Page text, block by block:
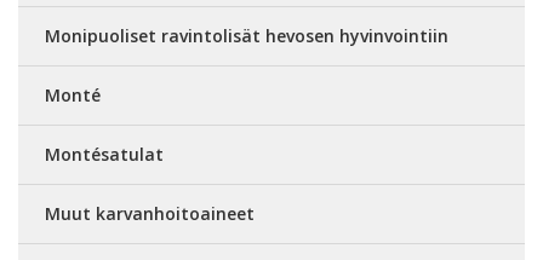
Monipuoliset ravintolisät hevosen hyvinvointiin
Monté
Montésatulat
Muut karvanhoitoaineet